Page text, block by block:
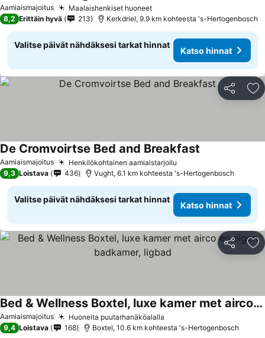
Aamiaismajoitus Maalaishenkiset huoneetKatso hinnat
8,2 Erittäin hyvä 213 Kerkdriel, 9.9 km kohteesta 's-Hertogenbosch
Valitse päivät nähdäksesi tarkat hinnat
Katso hinnat
Jaa
Aamiaismajoitus Henkilökohtainen aamiaistarjoilu
De Cromvoirtse Bed and Breakfast
9,3 Loistava 436 Vught, 6.1 km kohteesta 's-Hertogenbosch
Valitse päivät nähdäksesi tarkat hinnat
Katso hinnat
Jaa
Aamiaismajoitus Huoneita puutarhanäköalalla
Bed & Wellness Boxtel, luxe kamer met airco en eigen badkamer, ligbad
Katso hinnat
9,4 Loistava 168 Boxtel, 10.6 km kohteesta 's-Hertogenbosch